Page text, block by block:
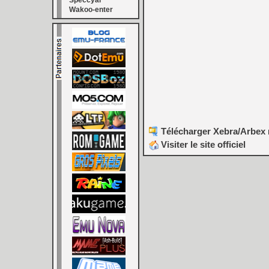
Wakoo-enter
Télécharger Xebra/Arbex
Visiter le site officiel